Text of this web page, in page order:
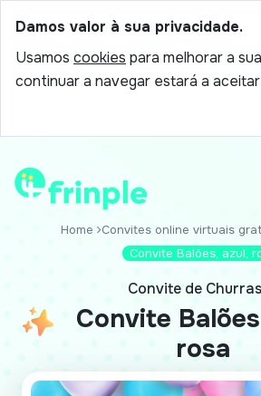
Damos valor à sua privacidade.
Usamos cookies para melhorar a
continuar a navegar estará a
Home Convites online virtuais
Convite Balões, azul,
Convite de
Convite
rosa